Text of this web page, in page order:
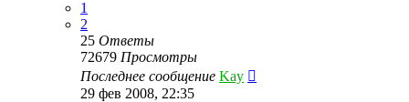
1
2
25 Ответы
72679 Просмотры
Последнее сообщение Kay
29 фев 2008, 22:35